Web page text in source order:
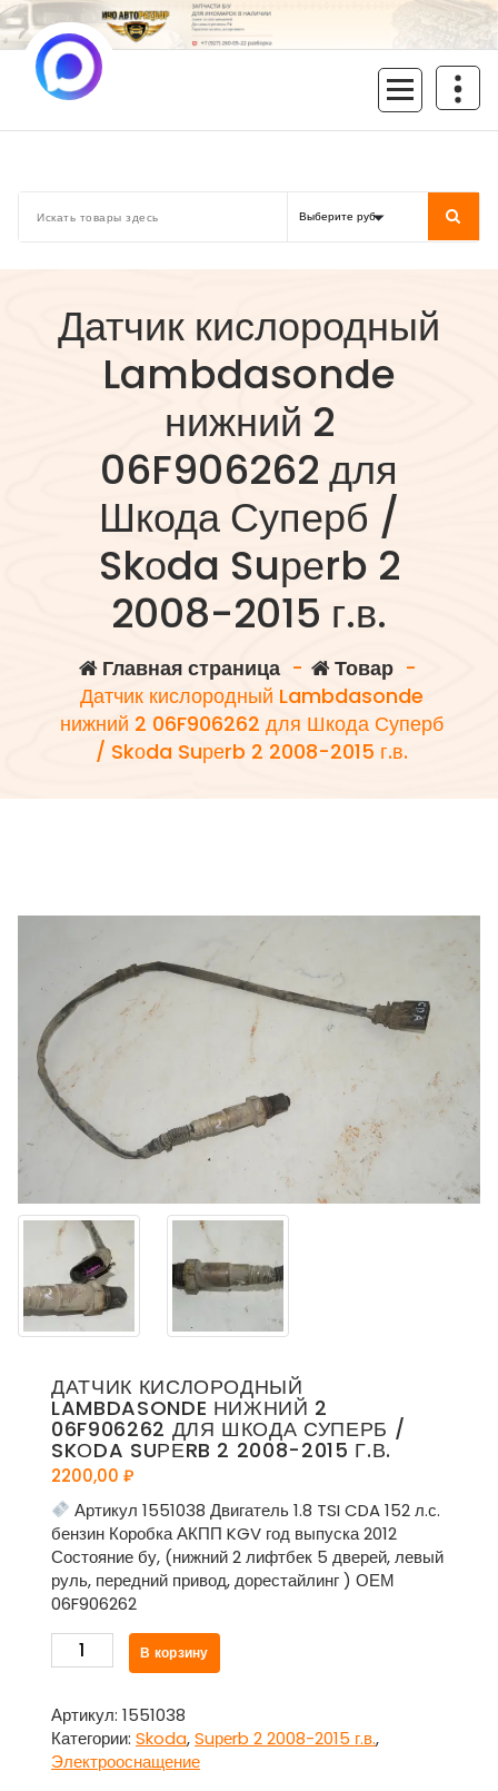
Перейти
к
содержимому
Датчик кислородный
Lambdasonde
нижний 2
06F906262 для
Шкода Суперб /
Skоda Suреrb 2
2008-2015 г.в.
Главная страница- Товар-
Датчик кислородный Lambdasonde
нижний 2 06F906262 для Шкода Суперб
/ Skоda Suреrb 2 2008-2015 г.в.
ДАТЧИК КИСЛОРОДНЫЙ
LAMBDASONDE НИЖНИЙ 2
06F906262 ДЛЯ ШКОДА СУПЕРБ /
SKОDA SUРЕRB 2 2008-2015 Г.В.
2200,00 ₽
Артикул 1551038 Двигатель 1.8 TSI CDA 152 л.с.
бензин Коробка АКПП KGV год выпуска 2012
Состояние бу, (нижний 2 лифтбек 5 дверей, левый
руль, передний привод, дорестайлинг ) ОЕМ
06F906262
Количество
товара
кислородный
Lambdasonde
нижний
В корзину
Артикул: 1551038
Категории: Skoda,Suреrb 2 2008-2015 г.в.,
Электрооснащение